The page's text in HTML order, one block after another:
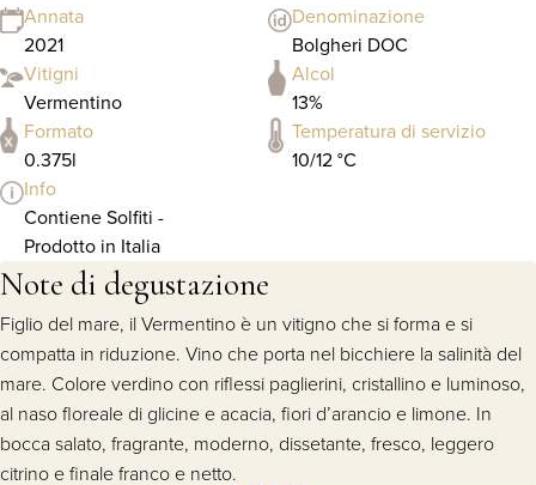
Annata
2021
Denominazione
Bolgheri DOC
Vitigni
Vermentino
Alcol
13%
Formato
0.375l
Temperatura di servizio
10/12 °C
Info
Contiene Solfiti -
Prodotto in Italia
Note di degustazione
Figlio del mare, il Vermentino è un vitigno che si forma e si
compatta in riduzione. Vino che porta nel bicchiere la salinità del
mare. Colore verdino con riflessi paglierini, cristallino e luminoso,
al naso floreale di glicine e acacia, fiori d’arancio e limone. In
bocca salato, fragrante, moderno, dissetante, fresco, leggero
citrino e finale franco e netto.